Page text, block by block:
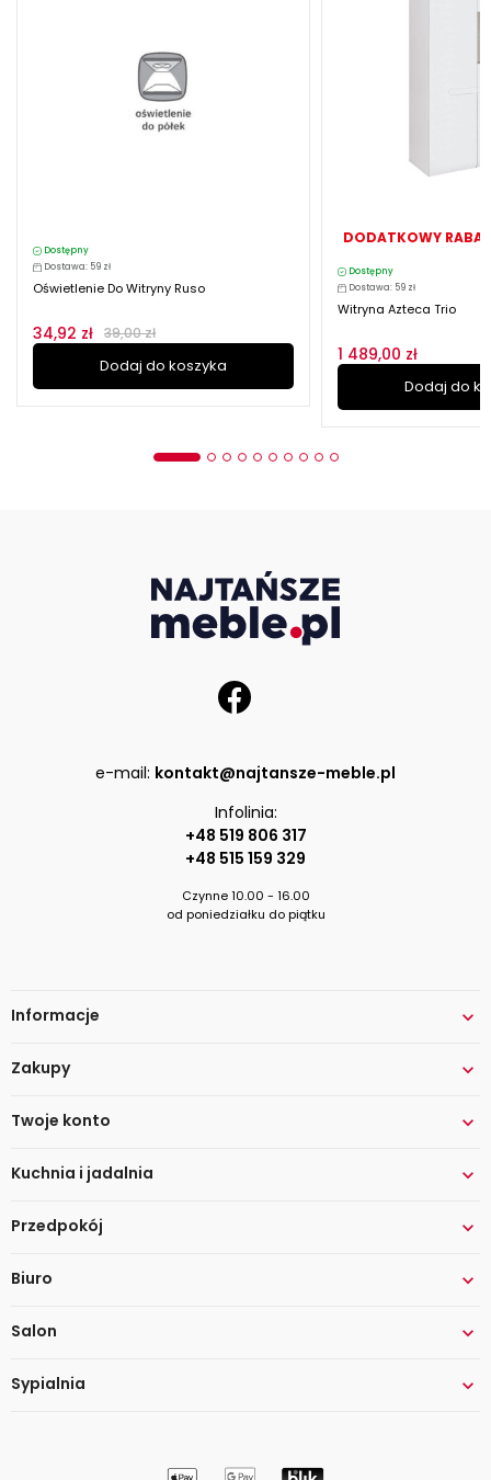
Dostępny
Dostawa: 59 zł
Oświetlenie Do Witryny Ruso
34,92 zł 39,00 zł
Dodaj do koszyka
DODATKOWY
Dostępny
Dostawa: 59 zł
Witryna Azteca Trio
1 489,00 zł
Dodaj do
e-mail: kontakt@najtansze-meble.pl
Infolinia:
+48 519 806 317
+48 515 159 329
Czynne 10.00 - 16.00
od poniedziałku do piątku
Informacje 
Zakupy 
Twoje konto 
Kuchnia i jadalnia 
Przedpokój 
Biuro 
Salon 
Sypialnia 